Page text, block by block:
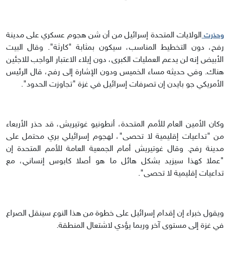
وحذرت الولايات المتحدة إسرائيل من أن شن هجوم عسكري على مدينة
رفح، دون التخطيط المناسب، سيكون بمثابة "كارثة". وقال البيت
الأبيض إنه لن يدعم العمليات الكبرى، دون إيلاء الاعتبار الواجب للاجئين
هناك. وفي حديثه مساء الخميس ودون الإشارة إلى رفح، قال الرئيس
الأمريكي جو بايدن إن تصرفات إسرائيل في غزة "تجاوزت الحدود".
وكان الأمين العام للأمم المتحدة، أنطونيو غوتيريش، قد حذر الأربعاء
من "تداعيات إقليمية لا تحصى"، لهجوم إسرائيلي بري محتمل على
مدينة رفح. وقال غوتيريش أمام الجمعية العامة للأمم المتحدة إن
"عملا كهذا سيزيد بشكل هائل ما هو أصلا كابوس إنساني، مع
تداعيات إقليمية لا تحصى".
ويقول خبراء إن إقدام إسرائيل على خطوة من هذا النوع سينقل الصراع
في غزة إلى مستوى آخر وربما يؤدي لاشتعال المنطقة.